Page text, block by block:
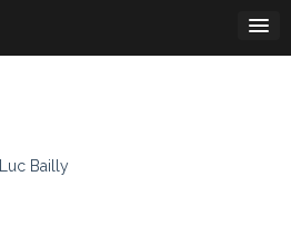
Luc Bailly